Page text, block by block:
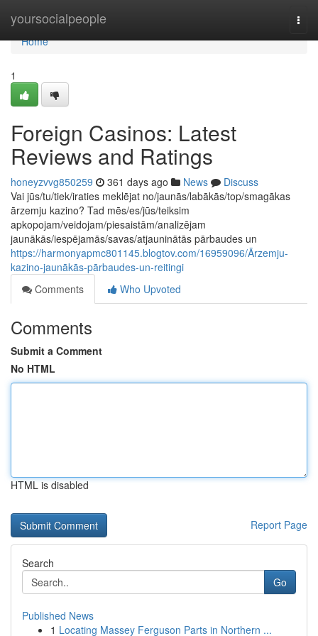
yoursocialpeople
Home
Home
1
Foreign Casinos: Latest
Reviews and Ratings
honeyzvvg850259 361 days ago News
Discuss
Vai jūs/tu/tiek/iraties meklējat no/jaunās/labākās/top/smagākas
ārzemju kazino? Tad mēs/es/jūs/teiksim
apkopojam/veidojam/piesaistām/analizējam
jaunākās/iespējamās/savas/atjauninātās pārbaudes un
https://harmonyapmc801145.blogtov.com/16959096/Ārzemju-
kazino-jaunākās-pārbaudes-un-reitingi
Comments
Who Upvoted
Comments
Submit a Comment
No HTML
HTML is disabled
Report Page
Search
Go
Published News
1 Locating Massey Ferguson Parts in Northern ...